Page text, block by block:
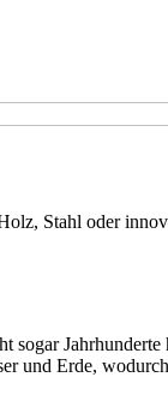
Stahl oder
und Erde,